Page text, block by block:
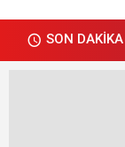
SON DAKİKA